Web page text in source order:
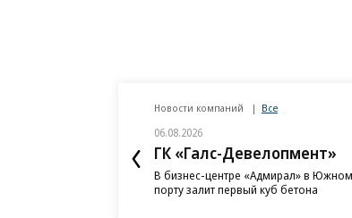
Новости компаний Все
06.08.2026
ГК «Галс-Девелопмент»
В бизнес-центре «Адмирал» в Южном
порту залит первый куб бетона